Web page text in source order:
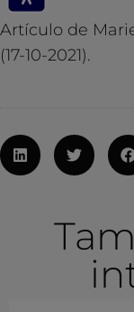
Artículo de
(17-10-2021).